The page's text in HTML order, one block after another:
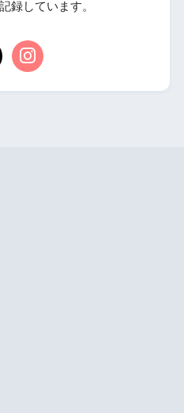
録しています。